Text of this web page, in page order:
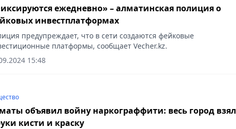
ежедневно» – алматинская полиция о
инвестплатформах
предупреждает, что в сети создаются фейковые
платформы, сообщает Vecher.kz.
15:48
объявил войну наркограффити: весь город взял
кисти и краску